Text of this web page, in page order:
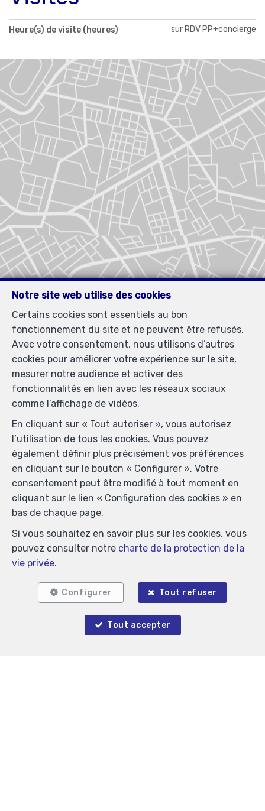
Heure(s) de visite (heures) sur RDV PP+concierge
Localiser sur la carte
Notre site web utilise des cookies
Certains cookies sont essentiels au bon
fonctionnement du site et ne peuvent être refusés.
Avec votre consentement, nous utilisons d’autres
cookies pour améliorer votre expérience sur le site,
mesurer notre audience et activer des
fonctionnalités en lien avec les réseaux sociaux
comme l’affichage de vidéos.
En cliquant sur « Tout autoriser », vous autorisez
l’utilisation de tous les cookies. Vous pouvez
également définir plus précisément vos préférences
en cliquant sur le bouton « Configurer ». Votre
consentement peut être modifié à tout moment en
cliquant sur le lien « Configuration des cookies » en
bas de chaque page.
Si vous souhaitez en savoir plus sur les cookies, vous
pouvez consulter notre charte de la protection de la
vie privée.
Configurer Tout refuser
Tout accepter